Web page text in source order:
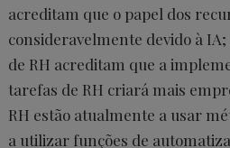
acreditam que o papel dos
consideravelmente devido à IA;
de RH acreditam que a
tarefas de RH criará mais
RH estão atualmente a usar
a utilizar funções de